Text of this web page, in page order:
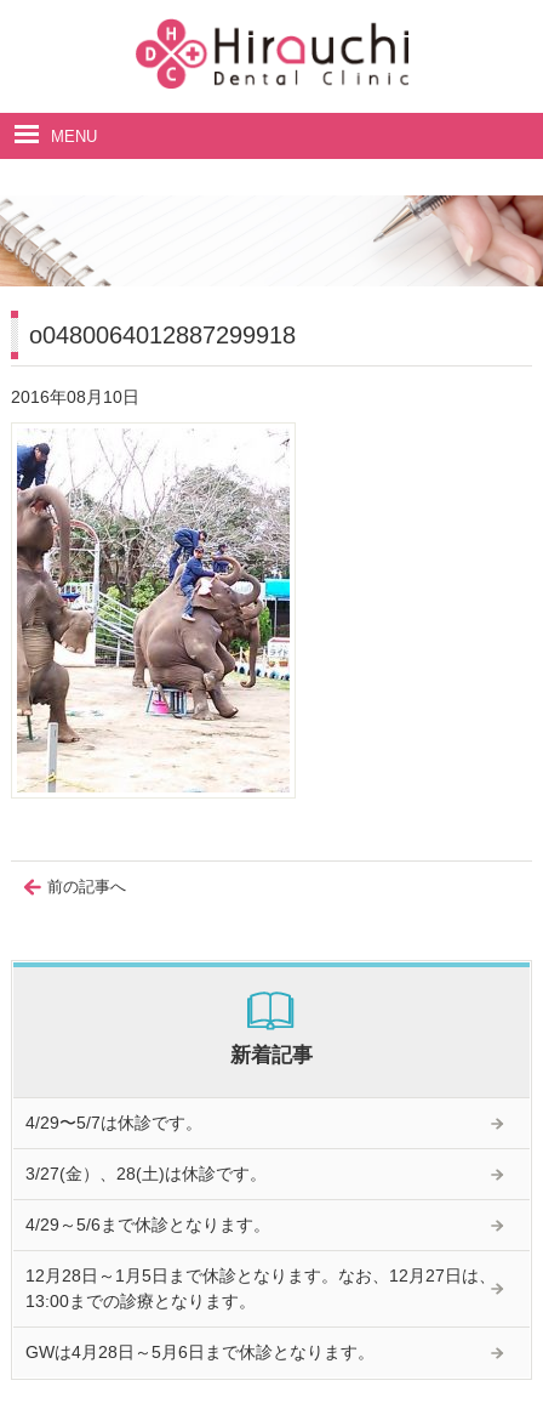
MENU
料金表
o0480064012887299918
2016年08月10日
前の記事へ
新着記事
4/29〜5/7は休診です。
3/27(金）、28(土)は休診です。
4/29～5/6まで休診となります。
12月28日～1月5日まで休診となります。なお、12月27日は、
13:00までの診療となります。
GWは4月28日～5月6日まで休診となります。